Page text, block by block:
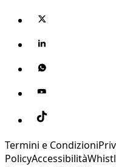
Termini e Condizioni
PolicyAccessibilità